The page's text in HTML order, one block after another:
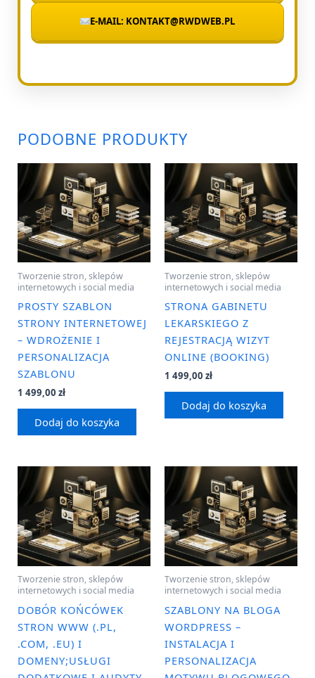
E-MAIL: KONTAKT@RWDWEB.PL
PODOBNE PRODUKTY
Tworzenie stron, sklepów
internetowych i social media
PROSTY SZABLON
STRONY INTERNETOWEJ
– WDROŻENIE I
PERSONALIZACJA
SZABLONU
1 499,00 zł
Dodaj do koszyka
Tworzenie stron, sklepów
internetowych i social media
STRONA GABINETU
LEKARSKIEGO Z
REJESTRACJĄ WIZYT
ONLINE (BOOKING)
1 499,00 zł
Dodaj do koszyka
Tworzenie stron, sklepów
internetowych i social media
DOBÓR KOŃCÓWEK
STRON WWW (.PL,
.COM, .EU) I
DOMENY;USŁUGI
Tworzenie stron, sklepów
internetowych i social media
SZABLONY NA BLOGA
WORDPRESS –
INSTALACJA I
PERSONALIZACJA